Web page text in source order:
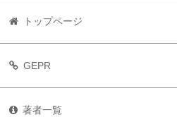
トップページ
GEPR
著者一覧